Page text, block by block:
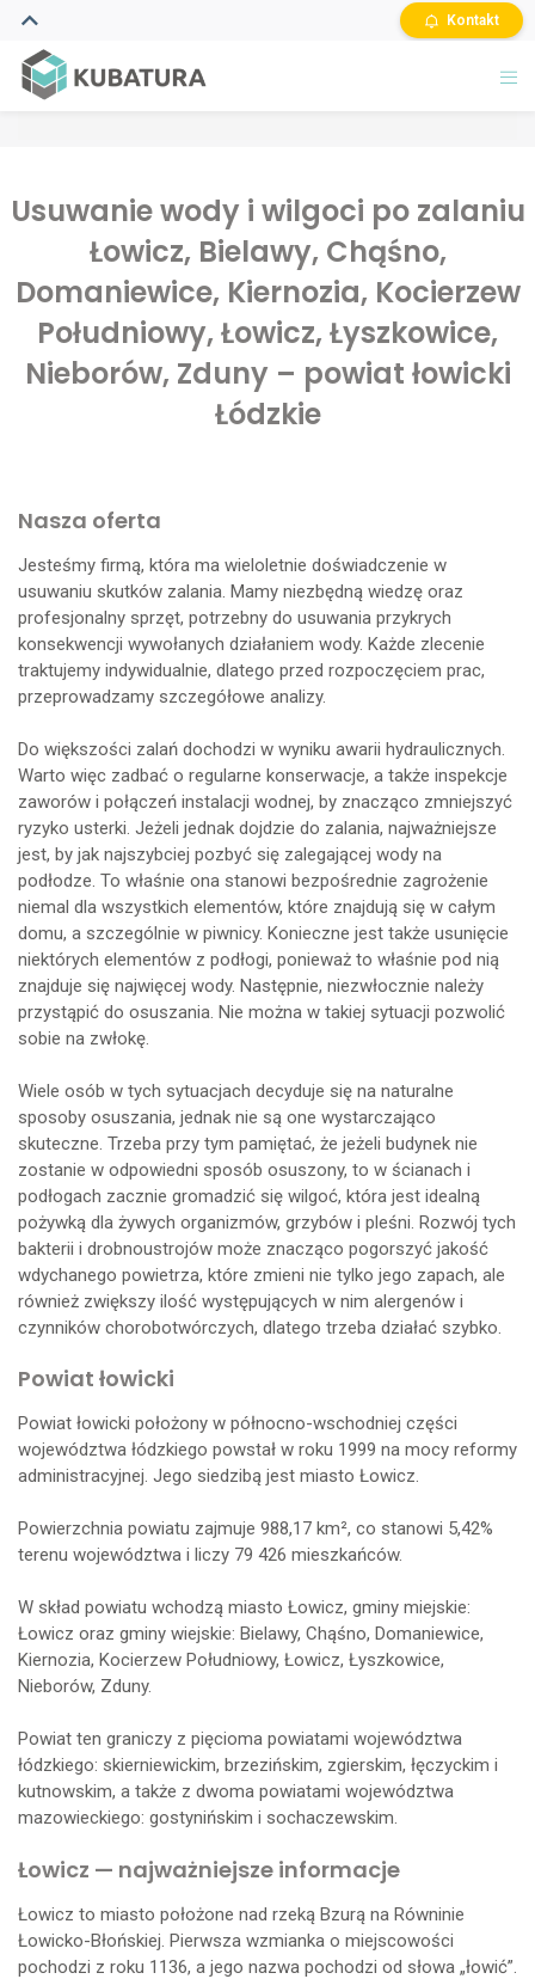
Kontakt
Usuwanie wody i wilgoci po zalaniu
Łowicz, Bielawy, Chąśno,
Domaniewice, Kiernozia, Kocierzew
Południowy, Łowicz, Łyszkowice,
Nieborów, Zduny – powiat łowicki
Łódzkie
Nasza oferta
Jesteśmy firmą, która ma wieloletnie doświadczenie w
usuwaniu skutków zalania. Mamy niezbędną wiedzę oraz
profesjonalny sprzęt, potrzebny do usuwania przykrych
konsekwencji wywołanych działaniem wody. Każde zlecenie
traktujemy indywidualnie, dlatego przed rozpoczęciem prac,
przeprowadzamy szczegółowe analizy.
Do większości zalań dochodzi w wyniku awarii hydraulicznych.
Warto więc zadbać o regularne konserwacje, a także inspekcje
zaworów i połączeń instalacji wodnej, by znacząco zmniejszyć
ryzyko usterki. Jeżeli jednak dojdzie do zalania, najważniejsze
jest, by jak najszybciej pozbyć się zalegającej wody na
podłodze. To właśnie ona stanowi bezpośrednie zagrożenie
niemal dla wszystkich elementów, które znajdują się w całym
domu, a szczególnie w piwnicy. Konieczne jest także usunięcie
niektórych elementów z podłogi, ponieważ to właśnie pod nią
znajduje się najwięcej wody. Następnie, niezwłocznie należy
przystąpić do osuszania. Nie można w takiej sytuacji pozwolić
sobie na zwłokę.
Wiele osób w tych sytuacjach decyduje się na naturalne
sposoby osuszania, jednak nie są one wystarczająco
skuteczne. Trzeba przy tym pamiętać, że jeżeli budynek nie
zostanie w odpowiedni sposób osuszony, to w ścianach i
podłogach zacznie gromadzić się wilgoć, która jest idealną
pożywką dla żywych organizmów, grzybów i pleśni. Rozwój tych
bakterii i drobnoustrojów może znacząco pogorszyć jakość
wdychanego powietrza, które zmieni nie tylko jego zapach, ale
również zwiększy ilość występujących w nim alergenów i
czynników chorobotwórczych, dlatego trzeba działać szybko.
Powiat łowicki
Powiat łowicki położony w północno-wschodniej części
województwa łódzkiego powstał w roku 1999 na mocy reformy
administracyjnej. Jego siedzibą jest miasto Łowicz.
Powierzchnia powiatu zajmuje 988,17 km², co stanowi 5,42%
terenu województwa i liczy 79 426 mieszkańców.
W skład powiatu wchodzą miasto Łowicz, gminy miejskie:
Łowicz oraz gminy wiejskie: Bielawy, Chąśno, Domaniewice,
Kiernozia, Kocierzew Południowy, Łowicz, Łyszkowice,
Nieborów, Zduny.
Powiat ten graniczy z pięcioma powiatami województwa
łódzkiego: skierniewickim, brzezińskim, zgierskim, łęczyckim i
kutnowskim, a także z dwoma powiatami województwa
mazowieckiego: gostynińskim i sochaczewskim.
Łowicz — najważniejsze informacje
Łowicz to miasto położone nad rzeką Bzurą na Równinie
Łowicko-Błońskiej. Pierwsza wzmianka o miejscowości
pochodzi z roku 1136, a jego nazwa pochodzi od słowa „łowić”.